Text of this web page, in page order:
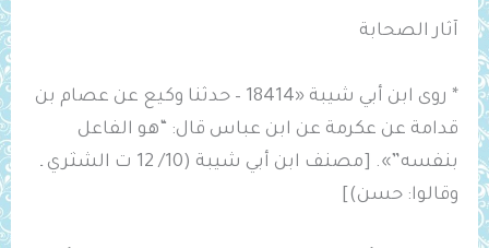
آثار الصحابة
* روى ابن أبي شيبة «18414 – حدثنا وكيع عن عصام بن
قدامة عن عكرمة عن ابن عباس قال: “هو الفاعل
بنفسه”». [مصنف ابن أبي شيبة (10/ 12 ت الشثري ـ
وقالوا: حسن)]